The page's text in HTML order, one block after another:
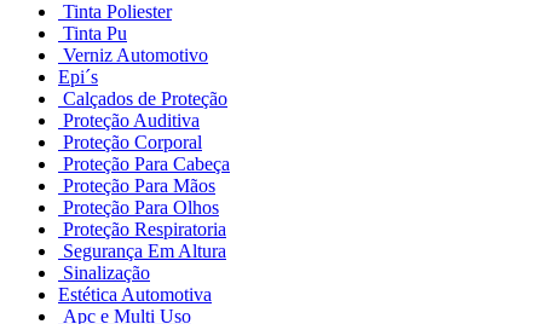
Tinta Poliester
Tinta Pu
Verniz Automotivo
Epi´s
Calçados de Proteção
Proteção Auditiva
Proteção Corporal
Proteção Para Cabeça
Proteção Para Mãos
Proteção Para Olhos
Proteção Respiratoria
Segurança Em Altura
Sinalização
Estética Automotiva
Apc e Multi Uso